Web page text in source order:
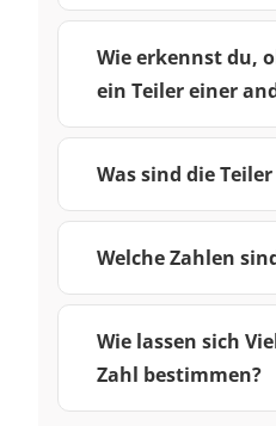
Wie erkennst du,
ein Teiler einer
Was sind die
Welche Zahlen
Wie lassen sich
Zahl bestimmen?